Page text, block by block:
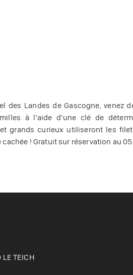
des Landes de Gascogne, venez
à l’aide d’une clé de
grands curieux utiliseront les
! Gratuit sur réservation au 05
TEICH